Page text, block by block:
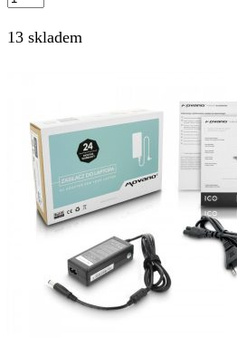
13 skladem